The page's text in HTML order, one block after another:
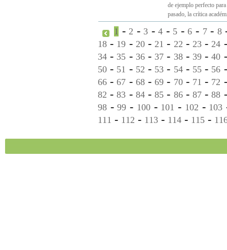
de ejemplo perfecto
pasado, la crítica
1 -2 - 3 -4 - 5 -6 - 7- 8
18 - 19 - 20-21 - 22 - 23-24
34 - 35 - 36- 37 - 38- 39-40
50 - 51 - 52 - 53 - 54- 55- 56
66 -67 - 68-69 - 70- 71 - 72
82 -83 - 84-85 - 86- 87-88
98 -99 - 100- 101 - 102 - 103
111 - 112 - 113 - 114 - 115 -